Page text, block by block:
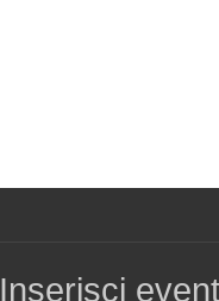
Inserisci